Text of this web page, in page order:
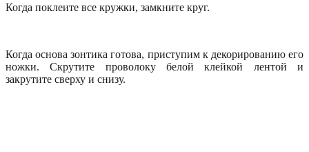
Когда поклеите все кружки, замкните круг.
Когда основа зонтика готова, приступим к декорированию его
ножки. Скрутите проволоку белой клейкой лентой и
закрутите сверху и снизу.